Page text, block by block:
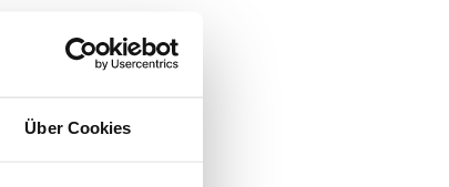
Über Cookies